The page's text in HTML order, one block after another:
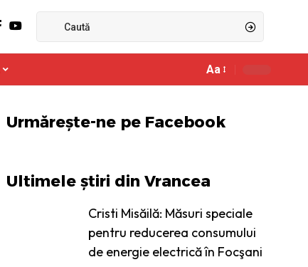
Ajustor
font
Aa
Urmărește-ne pe Facebook
Ultimele știri din Vrancea
Cristi Misăilă: Măsuri speciale
pentru reducerea consumului
de energie electrică în Focşani